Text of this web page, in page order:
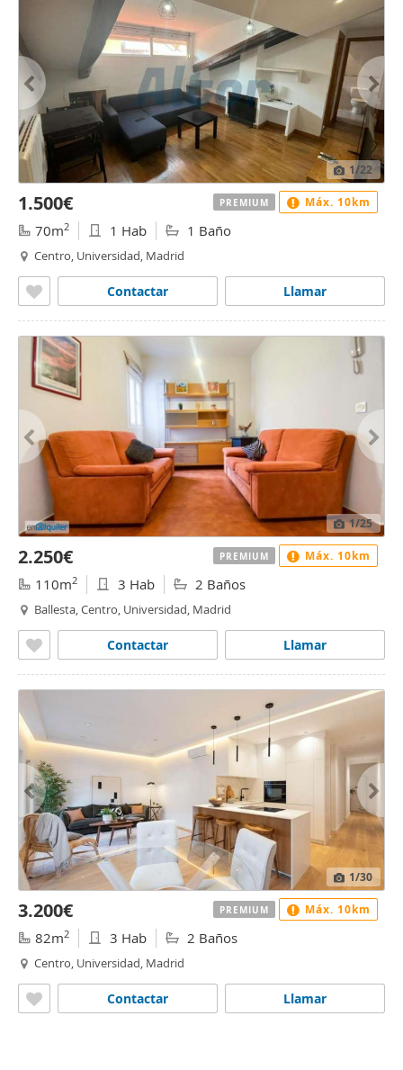
1/22
1.500€
70m2 1 Hab 1 Baño
Centro, Universidad, Madrid
Llamar
Contactar
PREMIUM Máx. 10km
1/25
2.250€
110m2 3 Hab 2 Baños
Ballesta, Centro, Universidad, Madrid
Llamar
Contactar
PREMIUM Máx. 10km
1/30
3.200€
82m2 3 Hab 2 Baños
Centro, Universidad, Madrid
Llamar
Contactar
PREMIUM Máx. 10km